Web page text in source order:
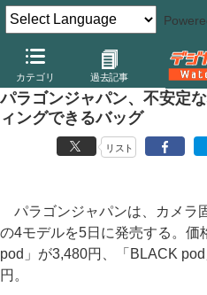
カテゴリ 過去記事
デジカメ Watch 撮影用品 三脚/
パラゴンジャパン、不安定
ィングできるバッグ
リスト
パラゴンジャパンは、カメラ
の4モデルを5日に発売する。
pod」が3,480円、「BLACK
円。